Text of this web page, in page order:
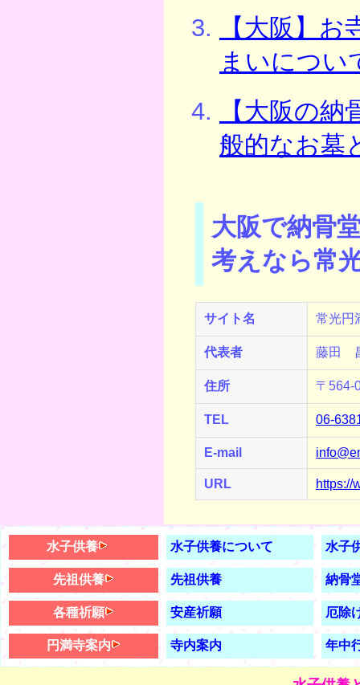
【大阪】
まいについ
【大阪の
般的なお墓
大阪で納骨
考えなら常
サイト名 常光円
代表者 藤田
住所 〒564-
TEL 06-
E-mail
URL https://
水子供養 水子供養について 水子
先祖供養 先祖供養 納骨
各種祈願 安産祈願 厄除
円満寺案内 寺内案内 年中